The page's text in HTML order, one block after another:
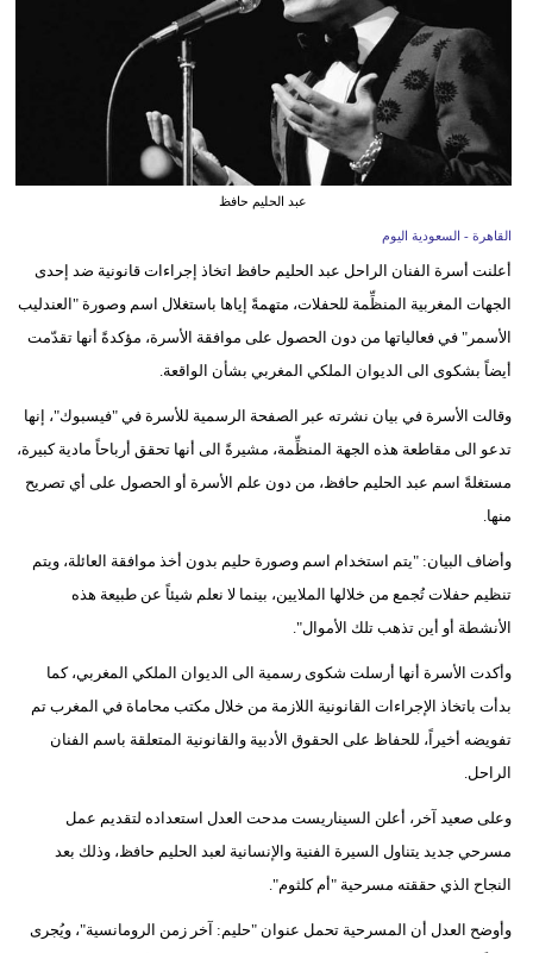
علوم
وتكنولوجيا
مدوَّنات
سيارات
عبد الحليم حافظ
القاهرة - السعودية اليوم
أعلنت أسرة الفنان الراحل عبد الحليم حافظ اتخاذ إجراءات قانونية ضد إحدى
الجهات المغربية المنظِّمة للحفلات، متهمةً إياها باستغلال اسم وصورة "العندليب
الأسمر" في فعالياتها من دون الحصول على موافقة الأسرة، مؤكدةً أنها تقدّمت
أيضاً بشكوى الى الديوان الملكي المغربي بشأن الواقعة.
وقالت الأسرة في بيان نشرته عبر الصفحة الرسمية للأسرة في "فيسبوك"، إنها
تدعو الى مقاطعة هذه الجهة المنظِّمة، مشيرةً الى أنها تحقق أرباحاً مادية كبيرة،
مستغلةً اسم عبد الحليم حافظ، من دون علم الأسرة أو الحصول على أي تصريح
منها.
وأضاف البيان: "يتم استخدام اسم وصورة حليم بدون أخذ موافقة العائلة، ويتم
تنظيم حفلات تُجمع من خلالها الملايين، بينما لا نعلم شيئاً عن طبيعة هذه
الأنشطة أو أين تذهب تلك الأموال".
وأكدت الأسرة أنها أرسلت شكوى رسمية الى الديوان الملكي المغربي، كما
بدأت باتخاذ الإجراءات القانونية اللازمة من خلال مكتب محاماة في المغرب تم
تفويضه أخيراً، للحفاظ على الحقوق الأدبية والقانونية المتعلقة باسم الفنان
الراحل.
وعلى صعيد آخر، أعلن السيناريست مدحت العدل استعداده لتقديم عمل
مسرحي جديد يتناول السيرة الفنية والإنسانية لعبد الحليم حافظ، وذلك بعد
النجاح الذي حققته مسرحية "أم كلثوم".
وأوضح العدل أن المسرحية تحمل عنوان "حليم: آخر زمن الرومانسية"، ويُجرى